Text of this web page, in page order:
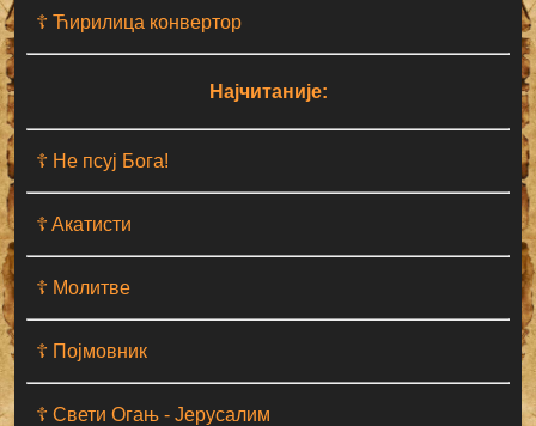
☦ Ћирилица конвертор
Најчитаније:
☦ Не псуј Бога!
☦ Aкатисти
☦ Молитве
☦ Појмовник
☦ Свети Огањ - Јерусалим